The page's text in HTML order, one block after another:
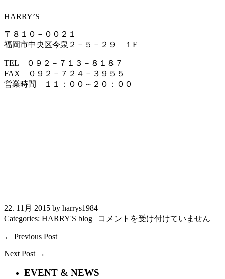
HARRY’S
〒８１０－００２１
福岡市中央区今泉２－５－２９ １F
TEL ０９２－７１３－８１８７
FAX ０９２－７２４－３９５５
営業時間 １１：００～２０：００
22. 11月 2015 by harrys1984
Categories: HARRY'S blog | 110th
コメントを受け付けていません
← Previous Post
Next Post →
EVENT & NEWS